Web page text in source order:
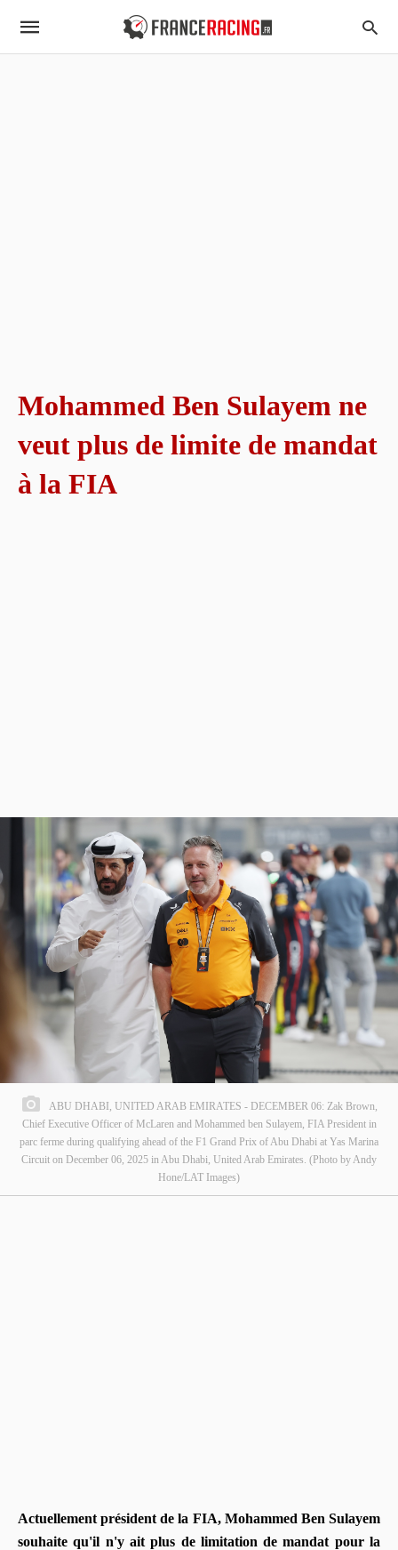
Mohammed Ben Sulayem ne
veut plus de limite de mandat
à la FIA
ABU DHABI, UNITED ARAB EMIRATES - DECEMBER 06: Zak Brown,
Chief Executive Officer of McLaren and Mohammed ben Sulayem, FIA President in
parc ferme during qualifying ahead of the F1 Grand Prix of Abu Dhabi at Yas Marina
Circuit on December 06, 2025 in Abu Dhabi, United Arab Emirates. (Photo by Andy
Hone/LAT Images)
Actuellement président de la FIA, Mohammed Ben Sulayem
souhaite qu'il n'y ait plus de limitation de mandat pour la